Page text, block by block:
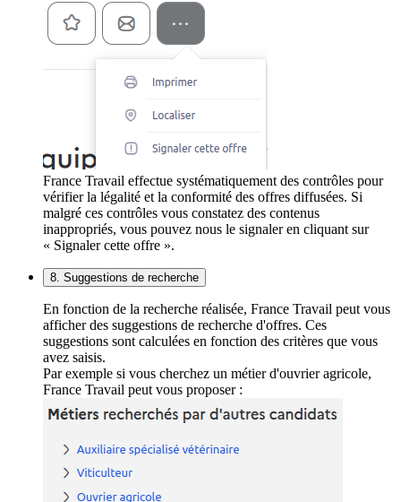
France Travail effectue systématiquement des contrôles pour
vérifier la légalité et la conformité des offres diffusées. Si
malgré ces contrôles vous constatez des contenus
inappropriés, vous pouvez nous le signaler en cliquant sur
« Signaler cette offre ».
8. Suggestions de recherche
En fonction de la recherche réalisée, France Travail peut vous
afficher des suggestions de recherche d'offres. Ces
suggestions sont calculées en fonction des critères que vous
avez saisis.
Par exemple si vous cherchez un métier d'ouvrier agricole,
France Travail peut vous proposer :